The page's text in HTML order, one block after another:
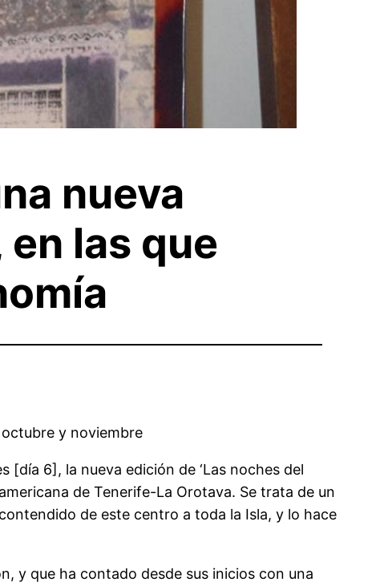
nueva
en las que
y noviembre
[día 6], la nueva edición de ‘Las noches del
de Tenerife-La Orotava. Se trata de un
de este centro a toda la Isla, y lo hace
y que ha contado desde sus inicios con una